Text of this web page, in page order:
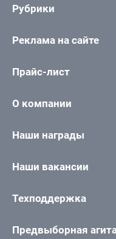
Рубрики
Реклама на сайте
Прайс-лист
О компании
Наши награды
Наши вакансии
Техподдержка
Предвыборная